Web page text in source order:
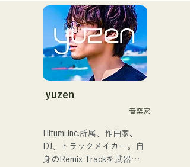
岡まで原付で来たことがあ
る。
└KBCテレビ「お天気コン
サート」でMVが放送された
ことがきっかけで、熊本の
高校生が福岡のライブに来
てくれた。
ランプリ
・オリジナル曲『プリン』
が2024年KBCラジオオープ
ニング曲で採用される
2024年12月24日に大丸パサ
リティーミュージックソン
心に音楽活動を開始。
2022年からKønnyとして、
ソロ名義でも活動を開始。
幼少期から影響を受けてき
た90'sや00'sのR&Bミュー
ジックを取り込み、フレッ
シュなサウンドを追求して
ワークが魅力。
洗練されたスタイルに注目
していただきたい。
yuzen
音楽家
Hifumi,inc.所属、作曲家、
DJ、トラックメイカー。自
身のRemix Trackを武器に